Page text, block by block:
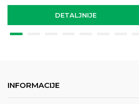
DETALJNIJE
INFORMACIJE